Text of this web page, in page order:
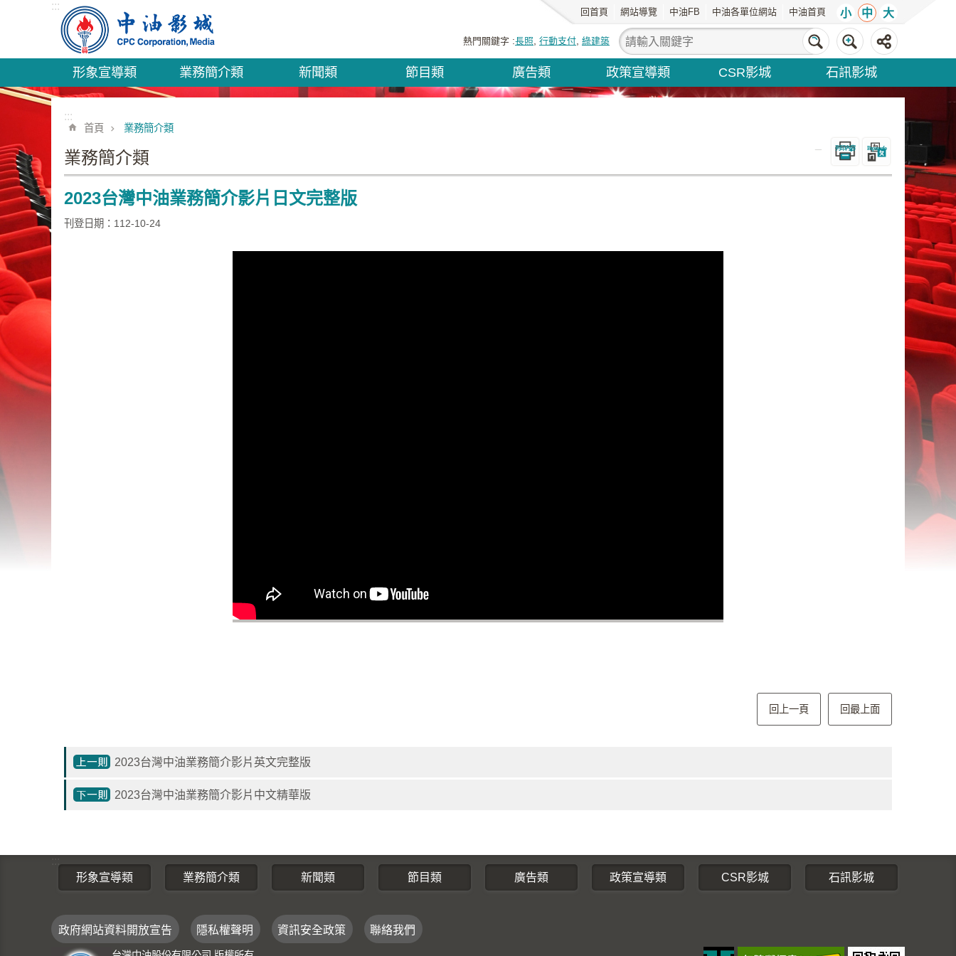
跳到主要內容區塊
::: 回首頁 網站導覽 中油FB 中油各單位網站 中油首頁 小 中 大
熱門關鍵字 長照 行動支付 綠建築
形象宣導類 業務簡介類 新聞類 節目類 廣告類 政策宣導類 CSR影城 石訊影城
:::
首頁 業務簡介類
業務簡介類 列印內容 Bopomofo
2023台灣中油業務簡介影片日文完整版
刊登日期：112-10-24
回上一頁 回最上面
2023台灣中油業務簡介影片英文完整版
2023台灣中油業務簡介影片中文精華版
形象宣導類
業務簡介類 新聞類 節目類 廣告類 政策宣導類 CSR影城 石訊影城
政府網站資料開放宣告 隱私權聲明 資訊安全政策 聯絡我們